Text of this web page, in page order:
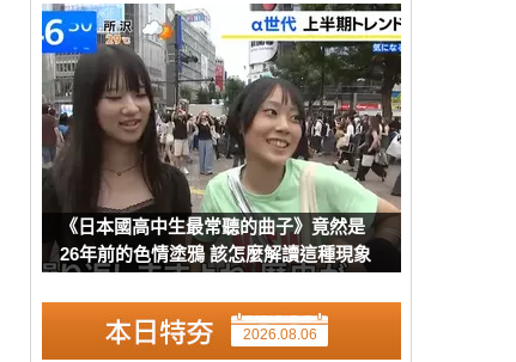
《日本國高中生最常聽的曲子》竟然是
26年前的色情塗鴉 該怎麼解讀這種現象
2026.08.06